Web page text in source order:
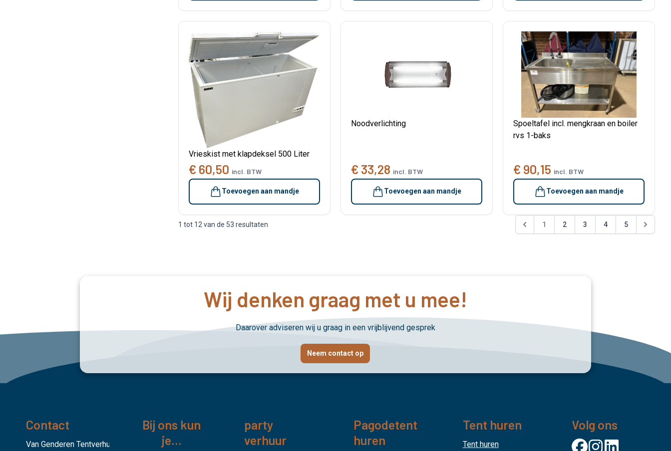
Vrieskist met klapdeksel 500 Liter
€ 60,50 incl. BTW
Toevoegen aan mandje
Noodverlichting
€ 33,28 incl. BTW
Toevoegen aan mandje
Spoeltafel incl. mengkraan en boiler
rvs 1-baks
€ 90,15 incl. BTW
Toevoegen aan mandje
1 tot 12 van de 53 resultaten 1 2 3 4 5
Wij denken graag met u mee!
Daarover adviseren wij u graag in een vrijblijvend gesprek
Neem contact op
Contact
Van Genderen Tentverhuur
Bij ons kun
je...
party
verhuur
Pagodetent
huren
Tent huren
Tent huren
Volg ons